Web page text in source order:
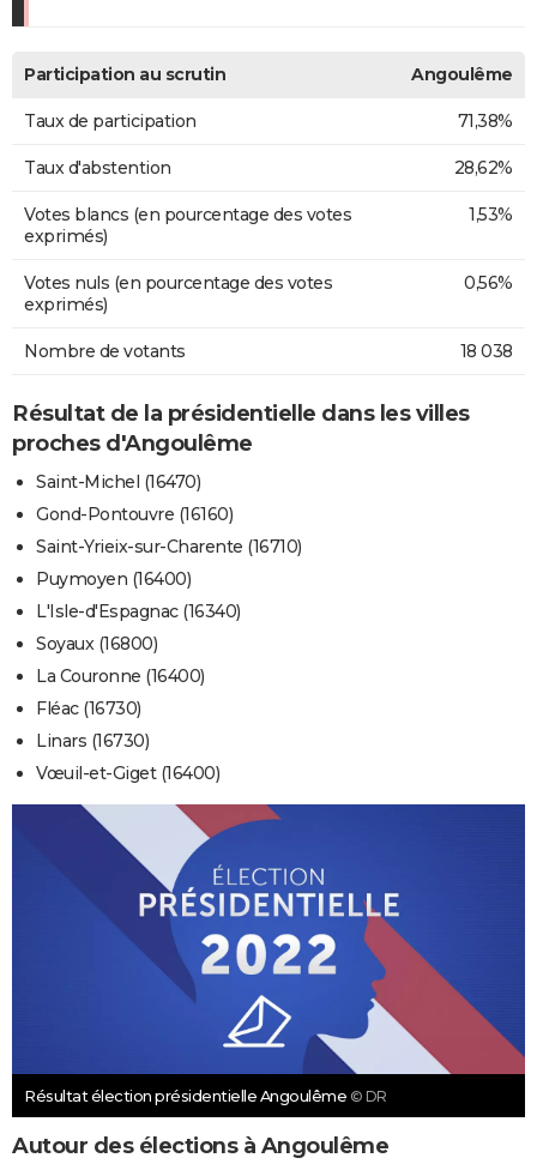
Participation au scrutin Angoulême
Taux de participation 71,38%
Taux d'abstention 28,62%
Votes blancs (en pourcentage des votes
exprimés)
1,53%
Votes nuls (en pourcentage des votes
exprimés)
0,56%
Nombre de votants 18 038
Résultat de la présidentielle dans les villes
proches d'Angoulême
Saint-Michel (16470)
Gond-Pontouvre (16160)
Saint-Yrieix-sur-Charente (16710)
Puymoyen (16400)
L'Isle-d'Espagnac (16340)
Soyaux (16800)
La Couronne (16400)
Fléac (16730)
Linars (16730)
Vœuil-et-Giget (16400)
Résultat élection présidentielle Angoulême © DR
Autour des élections à Angoulême